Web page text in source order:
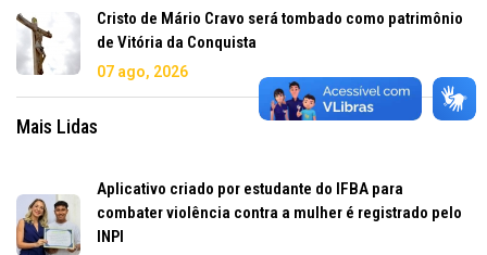
Cristo de Mário Cravo será tombado como patrimônio
de Vitória da Conquista
07 ago, 2026
Mais Lidas
Aplicativo criado por estudante do IFBA para
combater violência contra a mulher é registrado pelo
INPI